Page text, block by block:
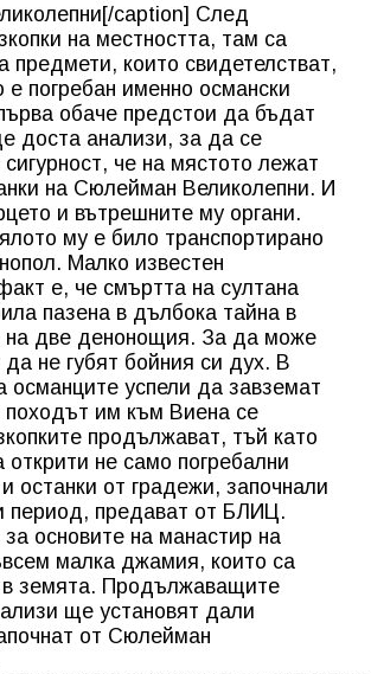
caption] След
на местността, там са
предмети, които свидетелстват,
е погребан именно османски
обаче предстои да бъдат
доста анализи, за да се
че на мястото лежат
на Сюлейман Великолепни. И
и вътрешните му органи.
му е било транспортирано
Малко известен
е, че смъртта на султана
пазена в дълбока тайна в
на две денонощия. За да може
не губят бойния си дух. В
османците успели да завземат
походът им към Виена се
продължават, тъй като
открити не само погребални
останки от градежи, започнали
период, предават от БЛИЦ.
основите на манастир на
малка джамия, които са
в земята. Продължаващите
ще установят дали
от Сюлейман